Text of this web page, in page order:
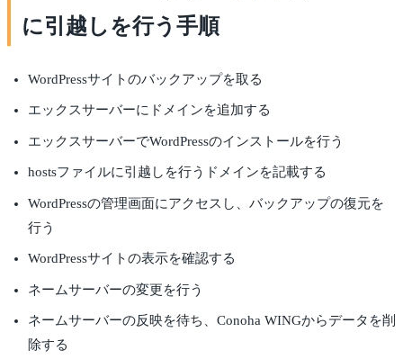
に引越しを行う手順
WordPressサイトのバックアップを取る
エックスサーバーにドメインを追加する
エックスサーバーでWordPressのインストールを行う
hostsファイルに引越しを行うドメインを記載する
WordPressの管理画面にアクセスし、バックアップの復元を
行う
WordPressサイトの表示を確認する
ネームサーバーの変更を行う
ネームサーバーの反映を待ち、Conoha WINGからデータを削
除する